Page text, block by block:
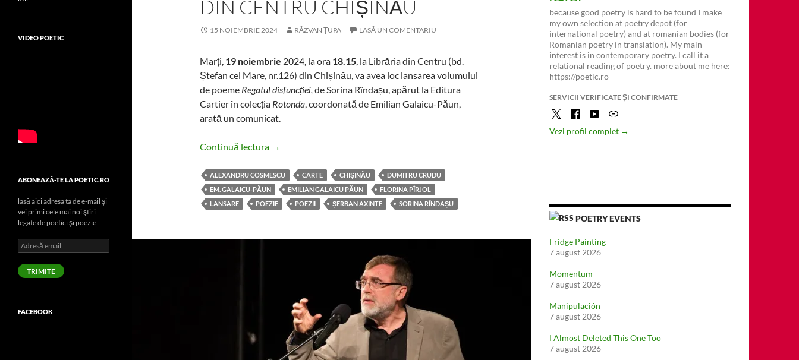
DIN CENTRU CHIȘINĂU
15 NOIEMBRIE 2024 RĂZVAN ȚUPA LASĂ UN COMENTARIU
Marți, 19 noiembrie 2024, la ora 18.15, la Librăria din Centru (bd.
Ștefan cel Mare, nr.126) din Chișinău, va avea loc lansarea volumului
de poeme Regatul disfuncției, de Sorina Rîndașu, apărut la Editura
Cartier în colecția Rotonda, coordonată de Emilian Galaicu-Păun,
arată un comunicat.
Continuă lectura Regatul disfuncției, de Sorina Rîndașu, la Librăria din Centru Chișinău
→
ALEXANDRU COSMESCU CARTE CHIȘINĂU
DUMITRU CRUDU
EM. GALAICU-PĂUN
EMILIAN GALAICU PĂUN
FLORINA PÎRJOL
LANSARE
POEZIE POEZII ȘERBAN AXINTE SORINA RÎNDAȘU
because good poetry is hard to be found I make
my own selection at poetry depot (for
international poetry) and at romanian bodies (for
Romanian poetry in translation). My main
interest is in contemporary poetry. I call it a
relational reading of poetry. more about me here:
https://poetic.ro
SERVICII VERIFICATE ȘI CONFIRMATE
Vezi profil complet →
POETRY EVENTS
Fridge Painting
7 august 2026
Momentum
7 august 2026
Manipulación
7 august 2026
I Almost Deleted This One Too
7 august 2026
VIDEO POETIC
ABONEAZĂ-TE LA POETIC.RO
lasă aici adresa ta de e-mail şi
vei primi cele mai noi ştiri
legate de poetici şi poezie
Adresă
email
TRIMITE
FACEBOOK